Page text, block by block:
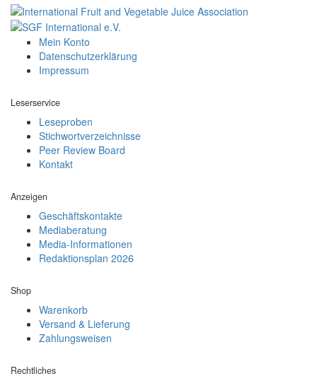
Mein Konto
Datenschutzerklärung
Impressum
Leserservice
Leseproben
Stichwortverzeichnisse
Peer Review Board
Kontakt
Anzeigen
Geschäftskontakte
Mediaberatung
Media-Informationen
Redaktionsplan 2026
Shop
Warenkorb
Versand & Lieferung
Zahlungsweisen
Rechtliches